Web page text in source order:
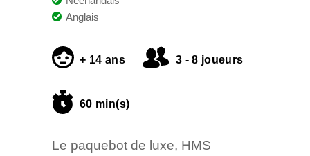
Anglais
+ 14 ans 3 - 8 joueurs
60 min(s)
Le paquebot de luxe, HMS